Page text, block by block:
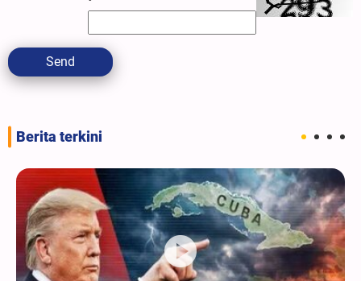
Send
Berita terkini